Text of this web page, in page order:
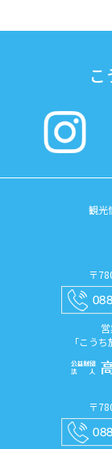
こ
観光
〒
「こう
〒